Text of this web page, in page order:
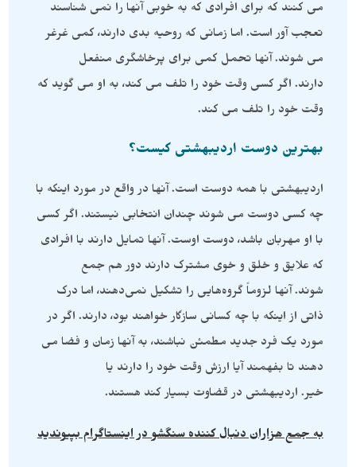
می کنند که برای افرادی که به خوبی آنها را نمی شناسند
تعجب آور است. اما زمانی که روحیه بدی دارند، کمی غرغر
می شوند. آنها تحمل کمی برای پرخاشگری منفعل
دارند. اگر کسی وقت خود را تلف می کند، به او می گوید که
وقت خود را تلف می کند.
بهترین دوست اردیبهشتی کیست؟
اردیبهشتی با همه دوست است. آنها در واقع در مورد اینکه با
چه کسی دوست می شوند چندان انتخابی نیستند. اگر کسی
با او مهربان باشد، دوست اوست. آنها تمایل دارند با افرادی
که علایق و خلق و خوی مشترک دارند دور هم جمع
شوند. آنها لزوماً گروه‌هایی را تشکیل نمی‌دهند، اما درک
ذاتی از اینکه با چه کسانی سازگار خواهند بود، دارند. اگر در
مورد یک فرد جدید مطمئن نباشند، به آنها زمان و فضا می
دهند تا بفهمند آیا ارزش وقت خود را دارند یا
خیر. اردیبهشتی در قضاوت بسیار کند هستند.
به جمع هزاران دنبال کننده سنگشو در اینستاگرام بپیوندید